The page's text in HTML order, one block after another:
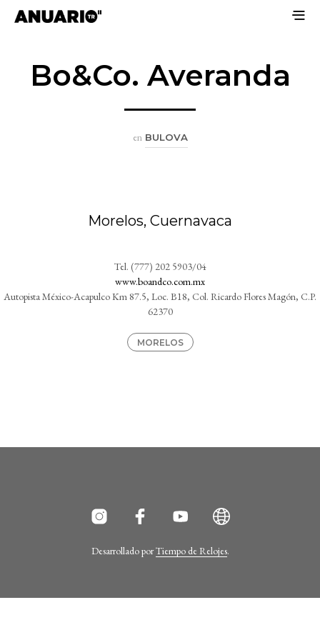
Bo&Co. Averanda
en BULOVA
Morelos, Cuernavaca
Tel. (777) 202 5903/04
www.boandco.com.mx
Autopista México-Acapulco Km 87.5, Loc. B18, Col. Ricardo Flores Magón, C.P.
62370
MORELOS
Desarrollado porTiempo de Relojes.